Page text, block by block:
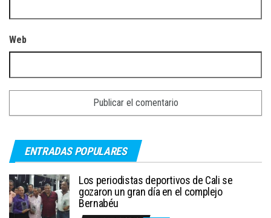
Web
ENTRADAS POPULARES
Los periodistas deportivos de Cali se
gozaron un gran día en el complejo
Bernabéu